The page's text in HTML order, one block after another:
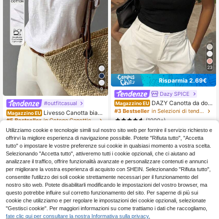
9
#outfitcasual
Magazzino EU Livesso Canotta bianc
a da donna ampia casual business
mo in primavera e estate
#5 Bestseller in Cotone Canottiere e camicie da donna
8.40€
4-7 giorni lavorativi
23
Risparmia 2.69€
Dazy SPICE
Magazzino EU DAZY Canotta da don
na estiva da vacanza nera con bord
o decorativo a contrasto, casual, sli
#3 Bestseller
in Selezioni di tendenza K-J Top, camicette e magl
(1000+)
4.79€ -35%
7.48€
4-7 giorni lavorativi
Utilizziamo cookie e tecnologie simili sul nostro sito web per fornire il servizio richiesto e
offrirvi la migliore esperienza di navigazione possibile. Potete "Rifiuta tutto", "Accetta
tutto" o impostare le vostre preferenze sui cookie in qualsiasi momento a vostra scelta.
Selezionando "Accetta tutto", attiveremo tutti i cookie opzionali, che ci aiutano ad
analizzare il traffico, offrire funzionalità avanzate e personalizzare contenuti e annunci
per migliorare la vostra esperienza di acquisto con SHEIN. Selezionando "Rifiuta tutto",
consentite l'utilizzo dei soli cookie strettamente necessari per il funzionamento del
nostro sito web. Potete disabilitarli modificando le impostazioni del vostro browser, ma
questo potrebbe influire sul corretto funzionamento del sito. Per saperne di più sui
cookie che utilizziamo e per regolare le impostazioni dei cookie opzionali, selezionate
"Gestisci cookie". Per maggiori informazioni su come trattiamo i dati che raccogliamo,
fate clic qui per consultare la nostra Informativa sulla privacy.